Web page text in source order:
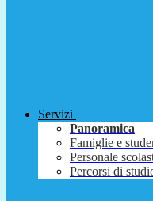
Servizi
Panoramica
Famiglie e
Personale
Percorsi di